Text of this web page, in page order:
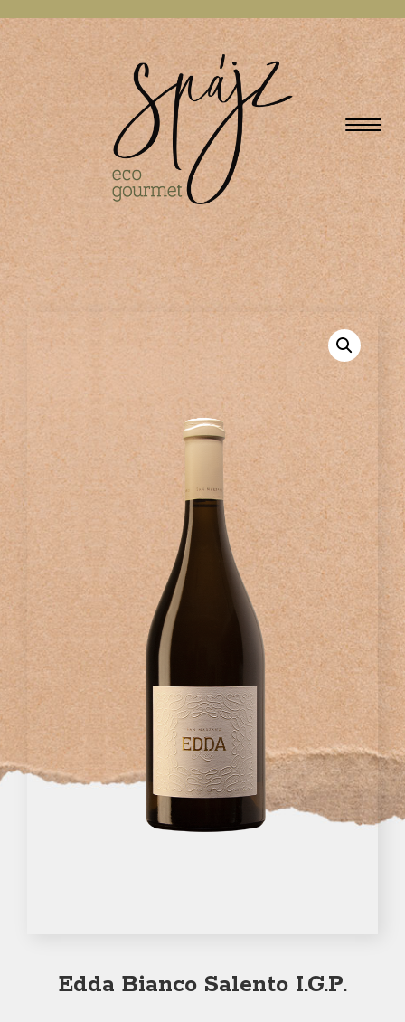
Edda Bianco Salento I.G.P.